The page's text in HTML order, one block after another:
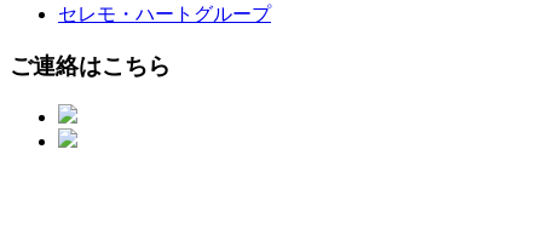
セレモ・ハートグループ
ご連絡はこちら